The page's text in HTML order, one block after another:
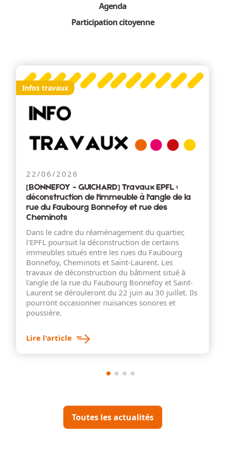
Agenda
Participation citoyenne
Infos travaux
22/06/2026
[BONNEFOY - GUICHARD] Travaux EPFL :
déconstruction de l'immeuble à l'angle de la
rue du Faubourg Bonnefoy et rue des
Cheminots
Dans le cadre du réaménagement du quartier,
l'EPFL poursuit la déconstruction de certains
immeubles situés entre les rues du Faubourg
Bonnefoy, Cheminots et Saint-Laurent. Les
travaux de déconstruction du bâtiment situé à
l'angle de la rue du Faubourg Bonnefoy et Saint-
Laurent se dérouleront du 22 juin au 30 juillet. Ils
pourront occasionner nuisances sonores et
poussière.
Lire l'article
Toutes les actualités